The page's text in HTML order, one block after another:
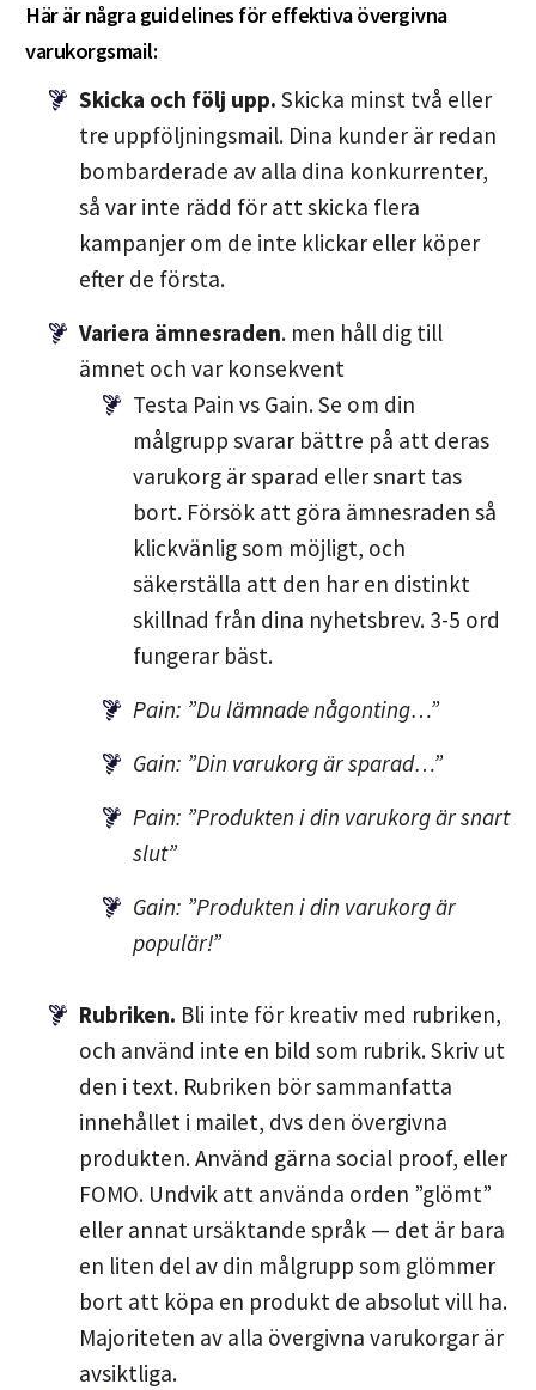
Här är några guidelines för effektiva övergivna
varukorgsmail:
Skicka och följ upp. Skicka minst två eller
tre uppföljningsmail. Dina kunder är redan
bombarderade av alla dina konkurrenter,
så var inte rädd för att skicka flera
kampanjer om de inte klickar eller köper
efter de första.
Variera ämnesraden. men håll dig till
ämnet och var konsekvent
Testa Pain vs Gain. Se om din
målgrupp svarar bättre på att deras
varukorg är sparad eller snart tas
bort. Försök att göra ämnesraden så
klickvänlig som möjligt, och
säkerställa att den har en distinkt
skillnad från dina nyhetsbrev. 3-5 ord
fungerar bäst.
Pain: ”Du lämnade någonting…”
Gain: ”Din varukorg är sparad…”
Pain: ”Produkten i din varukorg är snart
slut”
Gain: ”Produkten i din varukorg är
populär!”
Rubriken. Bli inte för kreativ med rubriken,
och använd inte en bild som rubrik. Skriv ut
den i text. Rubriken bör sammanfatta
innehållet i mailet, dvs den övergivna
produkten. Använd gärna social proof, eller
FOMO. Undvik att använda orden ”glömt”
eller annat ursäktande språk — det är bara
en liten del av din målgrupp som glömmer
bort att köpa en produkt de absolut vill ha.
Majoriteten av alla övergivna varukorgar är
avsiktliga.